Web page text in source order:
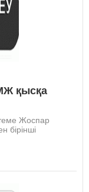
қысқа
Жоспар
бірінші